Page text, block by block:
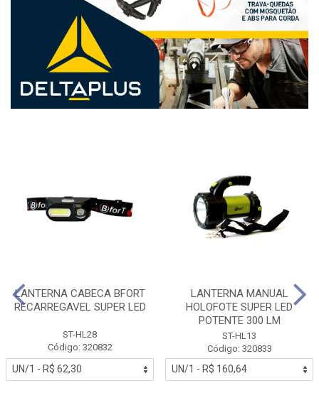
LANTERNA CABECA BFORT
RECARREGAVEL SUPER LED
ST-HL28
Código: 320832
LANTERNA MANUAL
HOLOFOTE SUPER LED
POTENTE 300 LM
ST-HL13
Código: 320833